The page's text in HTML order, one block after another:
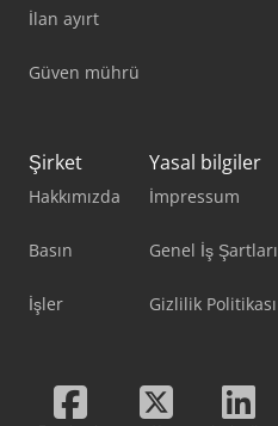
İlan ayırt
Güven mührü
Şirket
Hakkımızda
Basın
İşler
Yasal bilgiler
İmpressum
Genel İş Şartları
Gizlilik Politikası